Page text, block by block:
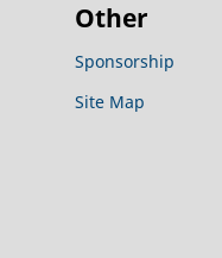
Other
Sponsorship
Site Map